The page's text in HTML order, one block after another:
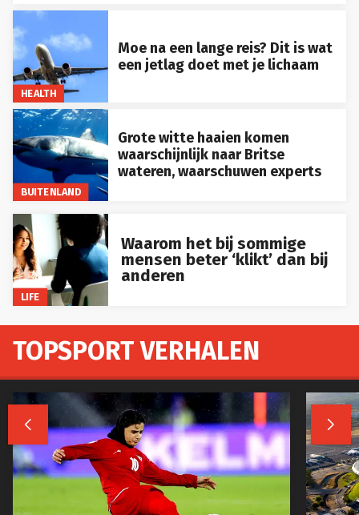
HEALTH
Moe na een lange reis? Dit is wat
een jetlag doet met je lichaam
BUITENLAND
Grote witte haaien komen
waarschijnlijk naar Britse
wateren, waarschuwen experts
LIFE
Waarom het bij sommige
mensen beter ‘klikt’ dan bij
anderen
TOPSPORT VERHALEN
 